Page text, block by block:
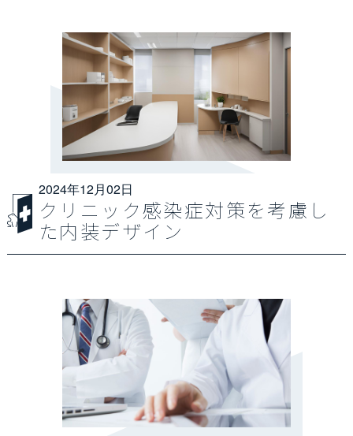
2024年12月02日
クリニック感染症対策を考慮し
た内装デザイン